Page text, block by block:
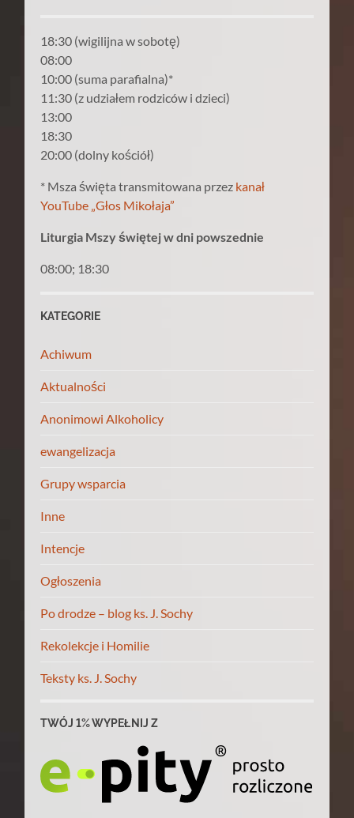
18:30 (wigilijna w sobotę)
08:00
10:00 (suma parafialna)*
11:30 (z udziałem rodziców i dzieci)
13:00
18:30
20:00 (dolny kościół)
* Msza święta transmitowana przez kanał
YouTube „Głos Mikołaja”
Liturgia Mszy świętej w dni powszednie
08:00; 18:30
KATEGORIE
Achiwum
Aktualności
Anonimowi Alkoholicy
ewangelizacja
Grupy wsparcia
Inne
Intencje
Ogłoszenia
Po drodze – blog ks. J. Sochy
Rekolekcje i Homilie
Teksty ks. J. Sochy
TWÓJ 1% WYPEŁNIJ Z